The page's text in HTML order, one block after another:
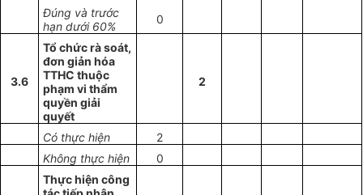
Đúng và trước
hạn dưới 60%
0
3.6
Tổ chức rà soát,
đơn giản hóa
TTHC thuộc
phạm vi thẩm
quyền giải
quyết
2
Có thực hiện
2
Không thực hiện
0
Thực hiện công